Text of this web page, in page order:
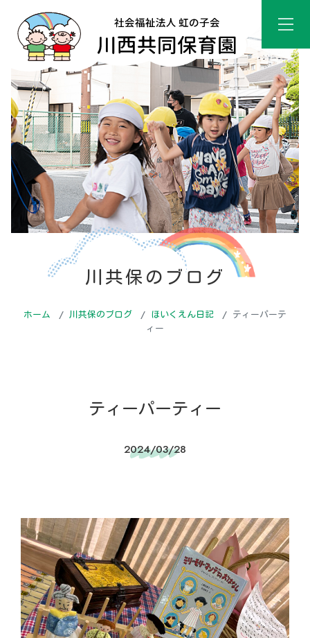
川共保のブログ
ホーム 川共保のブログ ほいくえん日記
ティーパーテ
ィー
ティーパーティー
2024/03/28